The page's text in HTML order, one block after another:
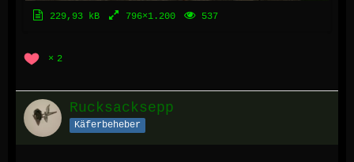
229,93 kB 796×1.200 537
2
Rucksacksepp
Käferbeheber